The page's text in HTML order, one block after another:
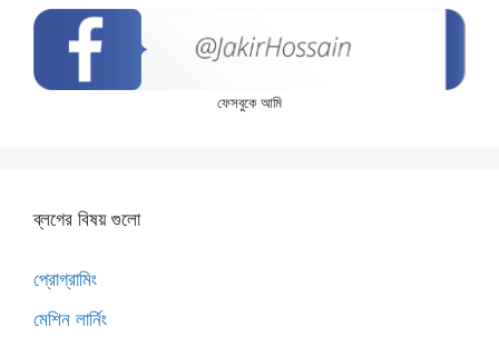
ফেসবুকে আমি
ব্লগের বিষয় গুলো
প্রোগ্রামিং
মেশিন লার্নিং